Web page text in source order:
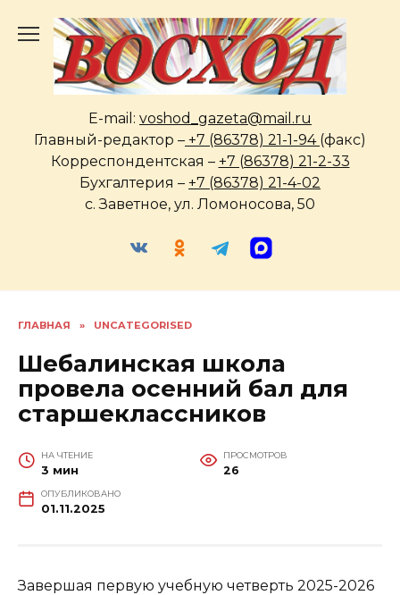
содержанию
E-mail: voshod_gazeta@mail.ru
Главный-редактор – +7 (86378) 21-1-94 (факс)
Корреспондентская – +7 (86378) 21-2-33
Бухгалтерия – +7 (86378) 21-4-02
с. Заветное, ул. Ломоносова, 50
ГЛАВНАЯ » UNCATEGORISED
Шебалинская школа
провела осенний бал для
старшеклассников
НА ЧТЕНИЕ
3 мин
ПРОСМОТРОВ
26
ОПУБЛИКОВАНО
01.11.2025
Завершая первую учебную четверть 2025-2026